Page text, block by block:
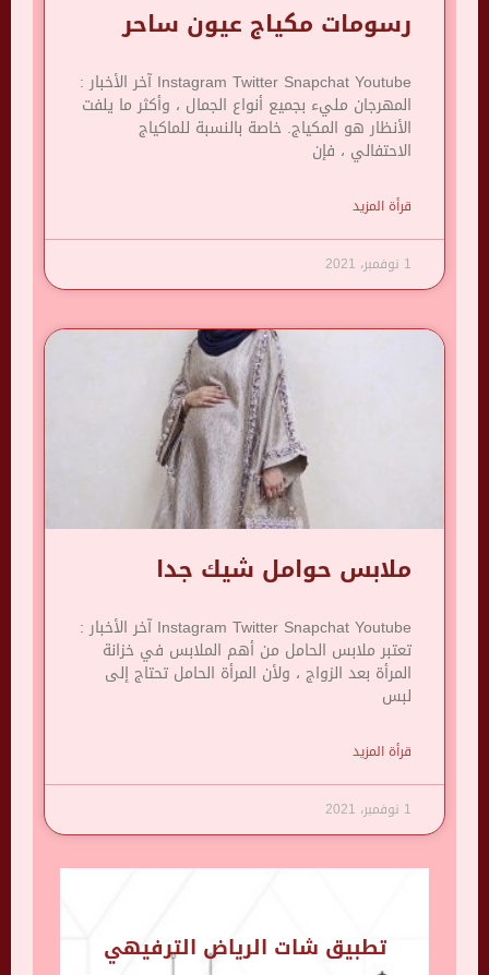
رسومات مكياج عيون ساحر
Instagram Twitter Snapchat Youtube آخر الأخبار :
المهرجان مليء بجميع أنواع الجمال ، وأكثر ما يلفت
الأنظار هو المكياج. خاصة بالنسبة للماكياج
الاحتفالي ، فإن
قرأة المزيد
1 نوفمبر، 2021
ملابس حوامل شيك جدا
Instagram Twitter Snapchat Youtube آخر الأخبار :
تعتبر ملابس الحامل من أهم الملابس في خزانة
المرأة بعد الزواج ، ولأن المرأة الحامل تحتاج إلى
لبس
قرأة المزيد
1 نوفمبر، 2021
تطبيق شات الرياض الترفيهي